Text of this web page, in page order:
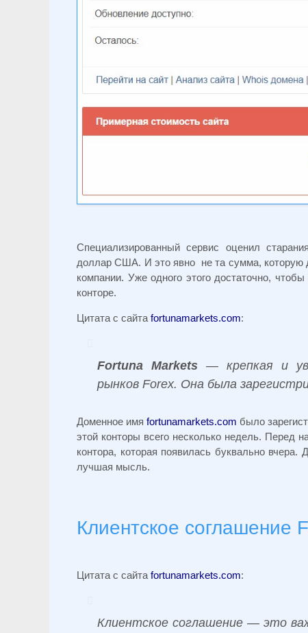
Специализированный сервис оценил
доллар США. И это явно не та сумма, которую
компании. Уже одного этого достаточно,
конторе.
Цитата с сайта fortunamarkets.com:
Fortuna Markets — крепкая и
рынков Forex. Она была
Доменное имя fortunamarkets.com было
этой конторы всего несколько недель. Перед
контора, которая появилась буквально
лучшая мысль.
Клиентское соглашение
Цитата с сайта fortunamarkets.com:
Клиентское соглашение — это